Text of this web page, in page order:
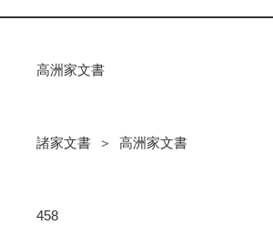
高洲家文書
諸家文書 ＞ 高洲家文書
458